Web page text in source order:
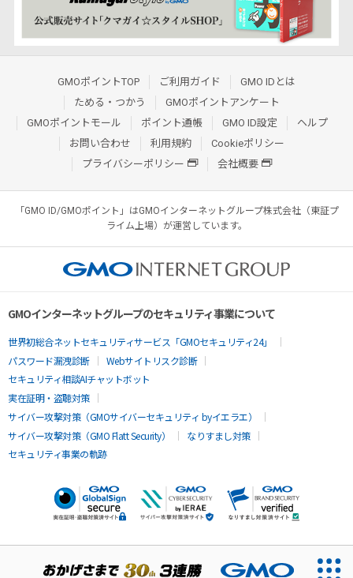
GMOポイントTOP ご利用ガイド
GMO IDとは
ためる・つかう
GMOポイントアンケート
GMOポイントモール
ポイント通帳 GMO ID設定
ヘルプ
お問い合わせ
利用規約
Cookieポリシー
プライバシーポリシー
会社概要
「GMO ID/GMOポイント」はGMOインターネットグループ株式会社（東証プ
ライム上場）が運営しています。
GMOインターネットグループのセキュリティ事業について
世界初総合ネットセキュリティサービス「GMOセキュリティ24」
パスワード漏洩診断
Webサイトリスク診断
セキュリティ相談AIチャットボット
実在証明・盗聴対策
サイバー攻撃対策（GMOサイバーセキュリティ byイエラエ）
サイバー攻撃対策（GMO Flatt Security）
なりすまし対策
セキュリティ事業の軌跡